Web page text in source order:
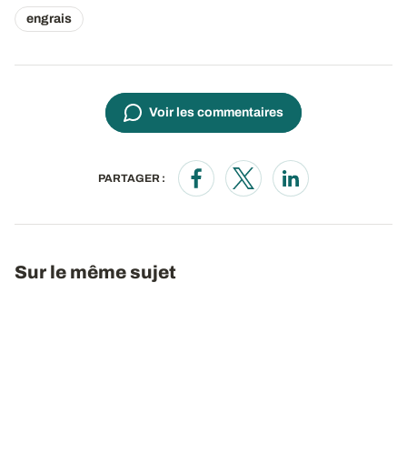
engrais
Voir les commentaires
PARTAGER :
Opens in a new window
Opens in a new window
Opens in a new
Sur le même sujet